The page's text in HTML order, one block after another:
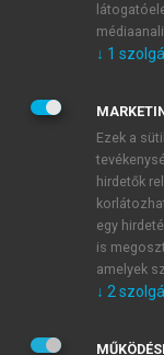
JELSZÓ
JELSZÓ ÚJRA
Kérek
Kérek
↓ 1
Ezek a
hirdetők
egy
is
amelyek
↓ 2